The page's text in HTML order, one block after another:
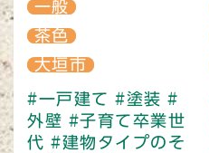
一般
茶色
大垣市
#一戸建て #塗装 #
外壁 #子育て卒業世
代 #建物タイプのそ